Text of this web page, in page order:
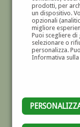
prodotti, per
un dispositivo.
opzionali
migliore
Puoi scegliere di
selezionare o
personalizza.
Informativa